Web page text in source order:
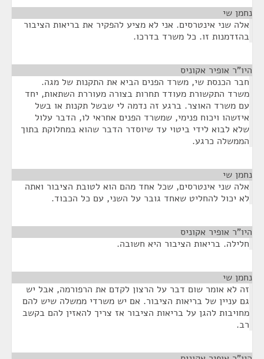
נחמן שי
אלה שני אינטרסים. אני לא מציע להפקיר את בריאות הציבור
בהזדמנות זו. כל משרד בדרכו.
היו"ר אופיר אקוניס
חבר הכנסת שי, משרד הפנים הביא את התקנות של מגה.
משרד התקשורת מעודד תחרות בצורה מעוררת השתאות, יחד
עם משרד האוצר. ברגע זה נדמה לי שבשל תקנות או בשל
איזשהו ויכוח פנימי, שמשרד הפנים אחראי לו, הדבר עלול
שלא לבוא לידי ביטוי עד שיוסדר הדבר שהוא במחלוקת בתוך
הממשלה כרגע.
נחמן שי
אלה שני אינטרסים, שכל אחד מהם הוא לטובת הציבור ואתה
לא יכול להחליט שאחד גובר על השני, עם כל הכבוד.
היו"ר אופיר אקוניס
חלילה. בריאות הציבור היא חשובה.
נחמן שי
זה לא אומר שום דבר על הרצון לקדם את הרפורמה, אבל יש
גם עניין של בריאות הציבור. אם יש משרדי ממשלה שיש להם
מחויבות להגן על בריאות הציבור אז צריך להאזין להם בקשב
רב.